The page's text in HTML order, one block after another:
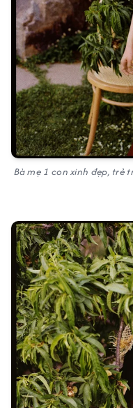
Bà mẹ 1 con xinh đẹp, trẻ